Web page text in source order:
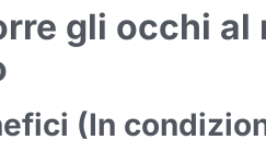
gli occhi al
(In